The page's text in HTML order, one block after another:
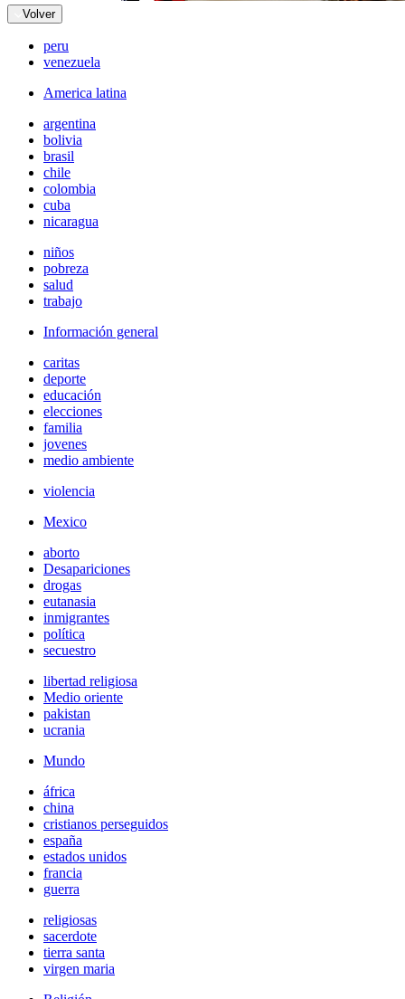
Volver
peru
venezuela
America latina
argentina
bolivia
brasil
chile
colombia
cuba
nicaragua
niños
pobreza
salud
trabajo
Información general
caritas
deporte
educación
elecciones
familia
jovenes
medio ambiente
violencia
Mexico
aborto
Desapariciones
drogas
eutanasia
inmigrantes
política
secuestro
libertad religiosa
Medio oriente
pakistan
ucrania
Mundo
áfrica
china
cristianos perseguidos
españa
estados unidos
francia
guerra
religiosas
sacerdote
tierra santa
virgen maria